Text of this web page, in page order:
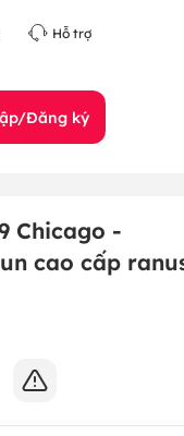
Hỗ trợ
Đăng ký
Chicago -
cao cấp